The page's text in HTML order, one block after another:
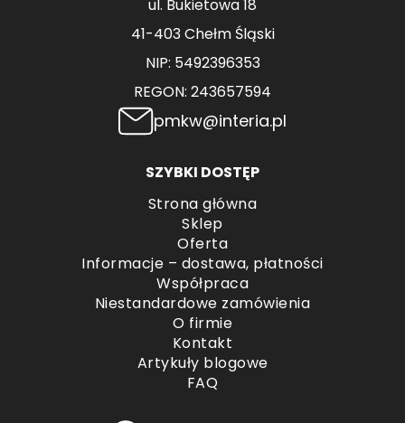
ul. Bukietowa 18
41-403 Chełm Śląski
NIP: 5492396353
REGON: 243657594
pmkw@interia.pl
SZYBKI DOSTĘP
Strona główna
Sklep
Oferta
Informacje – dostawa, płatności
Współpraca
Niestandardowe zamówienia
O firmie
Kontakt
Artykuły blogowe
FAQ